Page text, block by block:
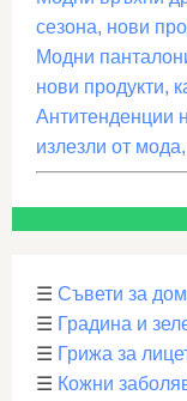
сезона, нови
Модни
нови продукти,
Антитенденции
излезли от
☰ Съвети за
☰ Градина и
☰ Грижа за
☰ Кожни